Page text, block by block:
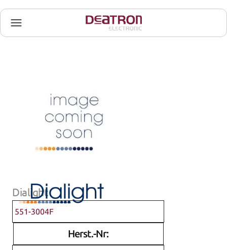
Dialight
551-3004F
Herst.-Nr: